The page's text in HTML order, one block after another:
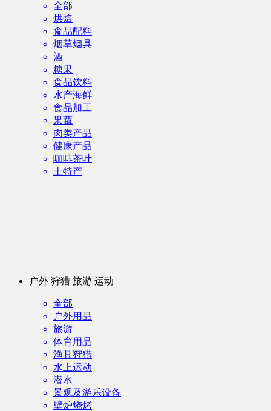
全部
烘焙
食品配料
烟草烟具
酒
糖果
食品饮料
水产海鲜
食品加工
果蔬
肉类产品
健康产品
咖啡茶叶
土特产
户外 狩猎 旅游 运动
全部
户外用品
旅游
体育用品
渔具狩猎
水上运动
潜水
景观及游乐设备
壁炉烧烤